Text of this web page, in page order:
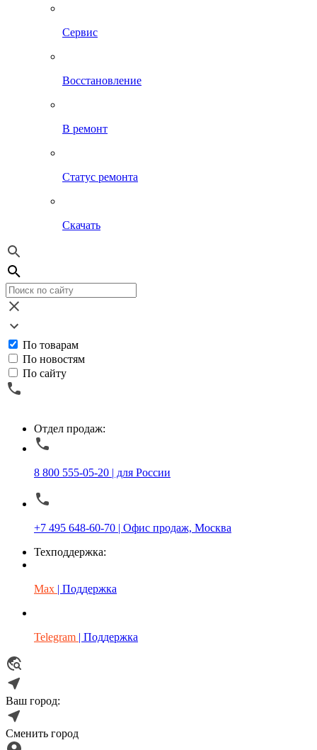
Сервис
Восстановление
В ремонт
Статус ремонта
Скачать
По товарам
По новостям
По сайту
Отдел продаж:
8 800 555-05-20 | для России
+7 495 648-60-70 | Офис продаж, Москва
Техподдержка:
Max | Поддержка
Telegram | Поддержка
Ваш город:
Сменить город